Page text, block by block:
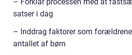
satser i dag
– Inddrag faktorer som
antallet af børn